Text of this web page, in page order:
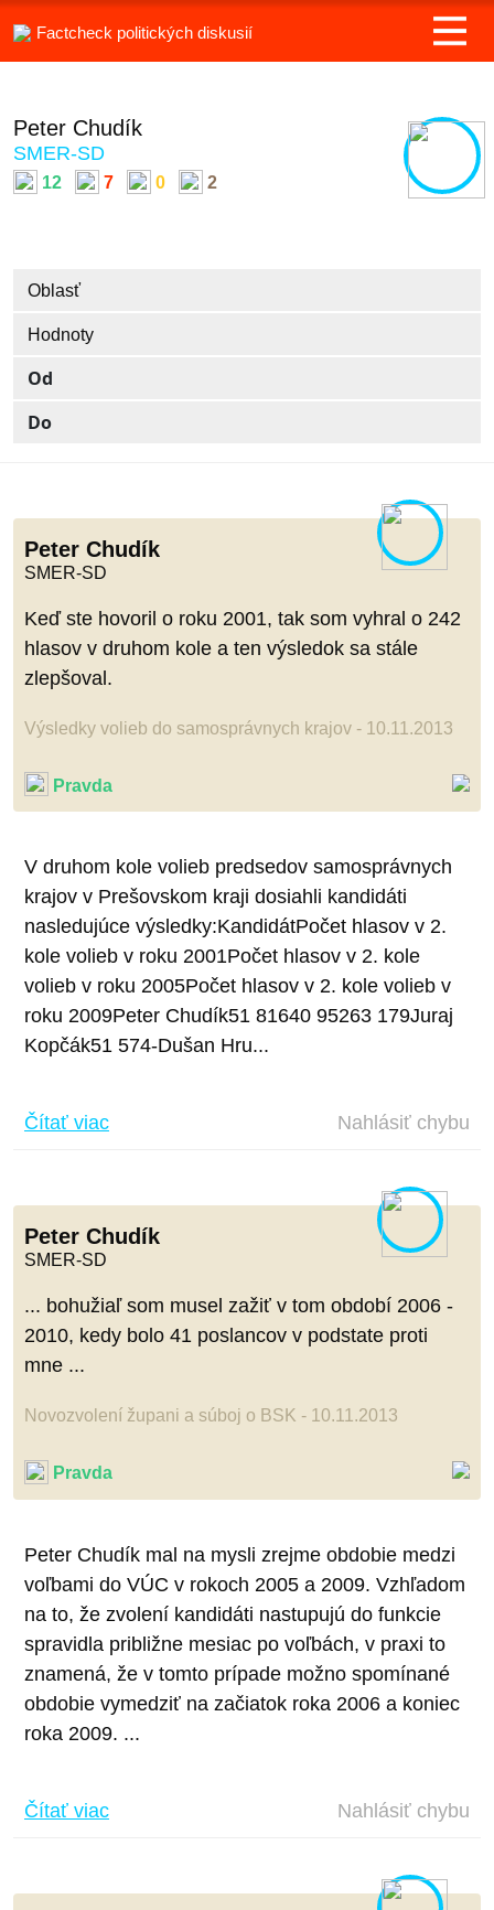
Factcheck politických diskusií
Peter Chudík
SMER-SD
12 7 0 2
Oblasť
Hodnoty
Peter Chudík
SMER-SD
Keď ste hovoril o roku 2001, tak som vyhral o 242
hlasov v druhom kole a ten výsledok sa stále
zlepšoval.
Výsledky volieb do samosprávnych krajov - 10.11.2013
Pravda
V druhom kole volieb predsedov samosprávnych
krajov v Prešovskom kraji dosiahli kandidáti
nasledujúce výsledky:KandidátPočet hlasov v 2.
kole volieb v roku 2001Počet hlasov v 2. kole
volieb v roku 2005Počet hlasov v 2. kole volieb v
roku 2009Peter Chudík51 81640 95263 179Juraj
Kopčák51 574-Dušan Hru...
Čítať viac Nahlásiť chybu
Peter Chudík
SMER-SD
... bohužiaľ som musel zažiť v tom období 2006 -
2010, kedy bolo 41 poslancov v podstate proti
mne ...
Novozvolení župani a súboj o BSK - 10.11.2013
Pravda
Peter Chudík mal na mysli zrejme obdobie medzi
voľbami do VÚC v rokoch 2005 a 2009. Vzhľadom
na to, že zvolení kandidáti nastupujú do funkcie
spravidla približne mesiac po voľbách, v praxi to
znamená, že v tomto prípade možno spomínané
obdobie vymedziť na začiatok roka 2006 a koniec
roka 2009. ...
Čítať viac Nahlásiť chybu